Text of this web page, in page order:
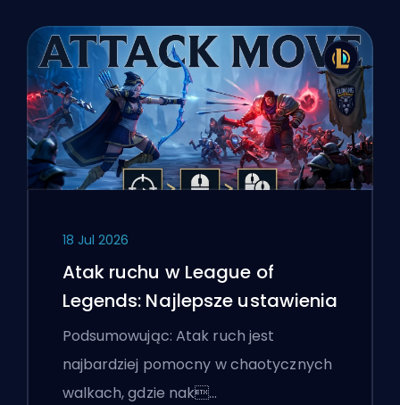
18 Jul 2026
Atak ruchu w League of
Legends: Najlepsze ustawienia
Podsumowując: Atak ruch jest
najbardziej pomocny w chaotycznych
walkach, gdzie nak…